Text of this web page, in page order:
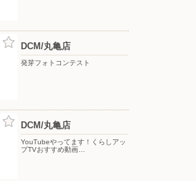
DCM/丸亀店
発芽フォトコンテスト
DCM/丸亀店
YouTubeやってます！くらしアッ
プTVおすすめ動画…